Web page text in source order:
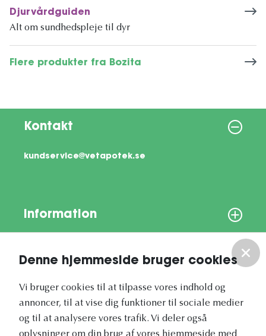
Denne hjemmeside bruger cookies
Vi bruger cookies til at tilpasse vores indhold og
annoncer, til at vise dig funktioner til sociale medier
og til at analysere vores trafik. Vi deler også
Djurvårdguiden
Alt om sundhedspleje til dyr
Flere produkter fra Bozita
Kontakt
kundservice@vetapotek.se
Information
Vores nyhedsbrev